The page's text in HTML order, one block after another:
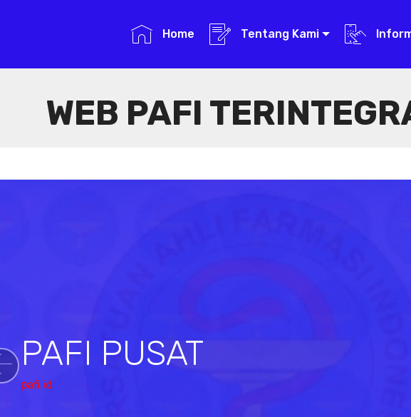
Home Tentang Kami
WEB PAFI
PAFI PUSAT
pafi.id
Previous